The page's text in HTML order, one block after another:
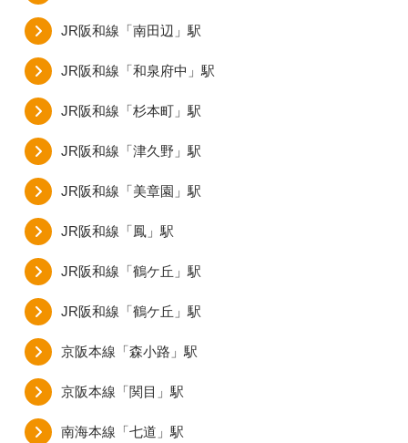
JR阪和線「南田辺」駅
JR阪和線「和泉府中」駅
JR阪和線「杉本町」駅
JR阪和線「津久野」駅
JR阪和線「美章園」駅
JR阪和線「鳳」駅
JR阪和線「鶴ケ丘」駅
JR阪和線「鶴ケ丘」駅
京阪本線「森小路」駅
京阪本線「関目」駅
南海本線「七道」駅